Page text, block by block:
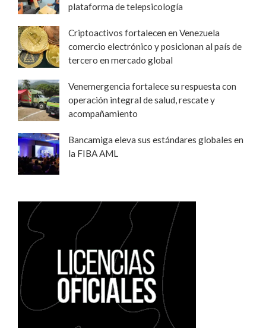
plataforma de telepsicología
Criptoactivos fortalecen en Venezuela
comercio electrónico y posicionan al país de
tercero en mercado global
Venemergencia fortalece su respuesta con
operación integral de salud, rescate y
acompañamiento
Bancamiga eleva sus estándares globales en
la FIBA AML